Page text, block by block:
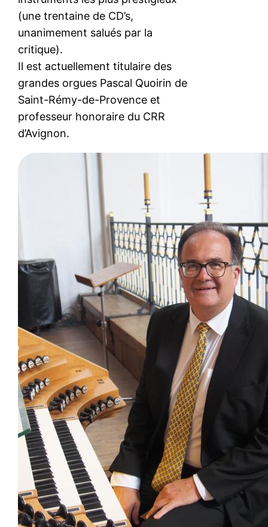
(une trentaine de CD’s,
unanimement salués par la
critique).
Il est actuellement titulaire des
grandes orgues Pascal Quoirin de
Saint-Rémy-de-Provence et
professeur honoraire du CRR
d’Avignon.